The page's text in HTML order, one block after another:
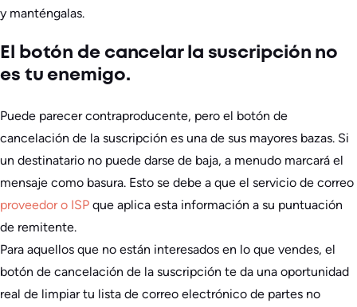
y manténgalas.
El botón de cancelar la suscripción no
es tu enemigo.
Puede parecer contraproducente, pero el botón de
cancelación de la suscripción es una de sus mayores bazas. Si
un destinatario no puede darse de baja, a menudo marcará el
mensaje como basura. Esto se debe a que el servicio de correo
proveedor o ISP que aplica esta información a su puntuación
de remitente.
Para aquellos que no están interesados en lo que vendes, el
botón de cancelación de la suscripción te da una oportunidad
real de limpiar tu lista de correo electrónico de partes no